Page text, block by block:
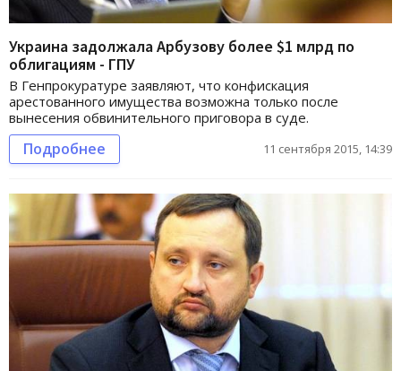
Украина задолжала Арбузову более $1 млрд по
облигациям - ГПУ
В Генпрокуратуре заявляют, что конфискация
арестованного имущества возможна только после
вынесения обвинительного приговора в суде.
Подробнее 11 сентября 2015, 14:39